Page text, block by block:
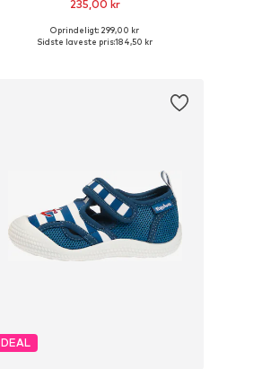
235,00 kr
Fås i mange størrelser
Oprindeligt: 299,00 kr
Sidste laveste pris:184,50 kr
DEAL